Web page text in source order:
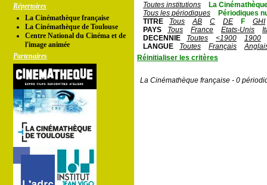
Répertoires
La Cinémathèque française
La Cinémathèque de Toulouse
Centre National du Cinéma et de
l'image animée
Partenaires
Toutes institutions
La
Tous les périodiques
Périodiques
TITRE
Tous AB C DE F
GHI
PAYS
Tous France Etats-Unis
DECENNIE
Toutes <1900
1900
LANGUE
Toutes Français
Réinitialiser les critères
La Cinémathèque française - 0